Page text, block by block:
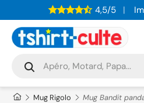
ALLER AU CONTENU
4,5/5
Recherche
Rechercher
Mug Rigolo Mug Bandit